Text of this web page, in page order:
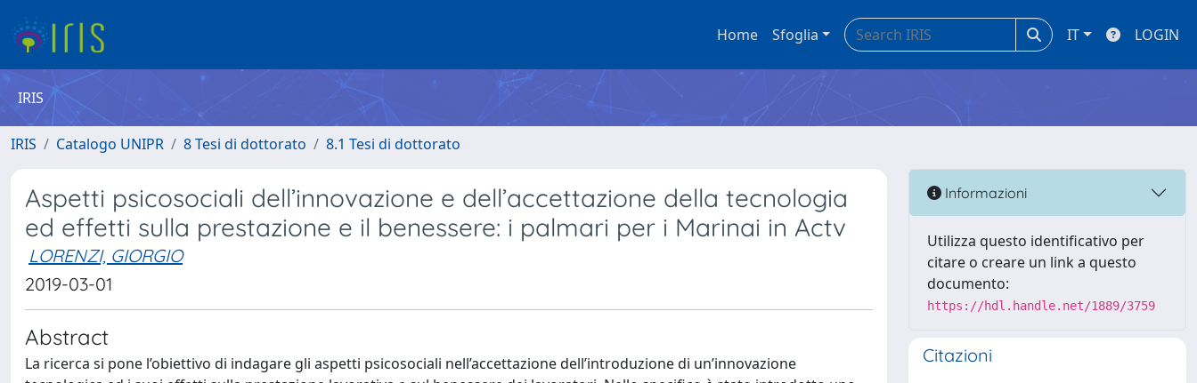
Home Sfoglia IT LOGIN
IRIS
IRIS Catalogo UNIPR 8 Tesi di dottorato 8.1 Tesi di dottorato
Aspetti psicosociali dell’innovazione e dell’accettazione della tecnologia
ed effetti sulla prestazione e il benessere: i palmari per i Marinai in Actv
LORENZI, GIORGIO
2019-03-01
Abstract
La ricerca si pone l’obiettivo di indagare gli aspetti psicosociali nell’accettazione dell’introduzione di un’innovazione
Informazioni
Utilizza questo identificativo per
citare o creare un link a questo
documento:
https://hdl.handle.net/1889/3759
Citazioni